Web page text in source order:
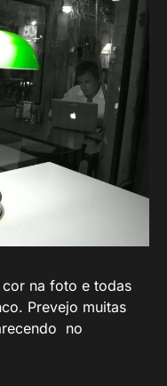
cor na foto e todas
Prevejo muitas
no